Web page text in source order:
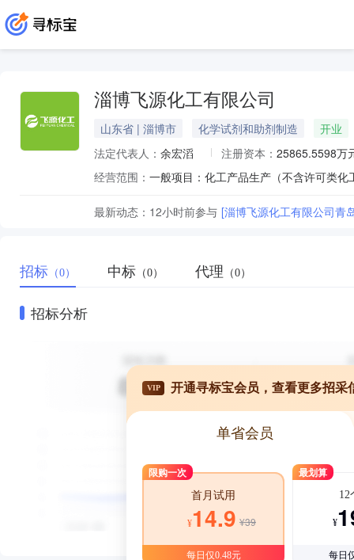
淄博飞源化工有限公司
山东省 | 淄博市 化学试剂和助剂制造
开业
法定代表人： 余宏滔 注册资本： 25865.5598万
经营范围：
最新动态： 12小时前参与 [淄博飞源化工有限公司青
招标 （0） 中标 （0） 代理 （0）
招标分析
VIP 开通寻标宝会员，查看更多招采
单省会员
限购一次
首月试用
¥14.9 ¥39
每日仅0.48元
最划算
12
¥
每日